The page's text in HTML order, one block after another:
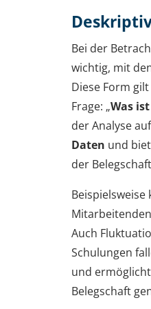
Bei der
wichtig, mit
Diese Form
Frage: „Was
der Analyse
Daten und
der
Auch
Schulungen
und
Belegschaft